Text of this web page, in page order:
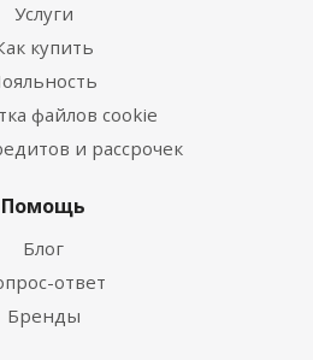
Услуги
купить
файлов cookie
и рассрочек
Помощь
Блог
ответ
Бренды